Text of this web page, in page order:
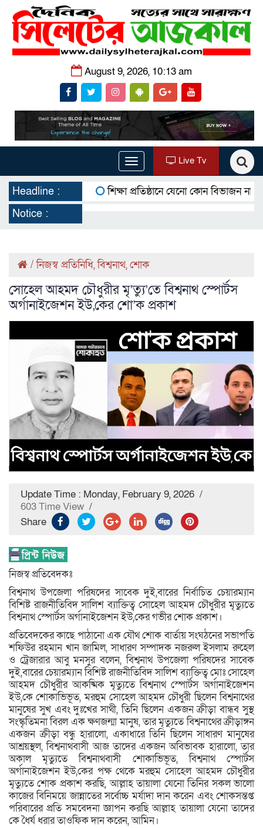
August 9, 2026, 10:13 am
Toggle
navigation
Live Tv
Headline :
শিক্ষা প্রতিষ্ঠানে যেনো কোন বিভাজন না থাকে
Notice :
/নিজস্ব প্রতিনিধি,বিশ্বনাথ,শোক
সোহেল আহমদ চৌধুরীর মৃ’ত্যু’তে বিশ্বনাথ স্পোর্টস
অর্গানাইজেশন ইউ,কের শো’ক প্রকাশ
Update Time : Monday, February 9, 2026 /
603 Time View /
Share
নিজস্ব প্রতিবেদকঃ
বিশ্বনাথ উপজেলা পরিষদের সাবেক দুই,বারের নির্বাচিত চেয়ারম্যান
বিশিষ্ট রাজনীতিবিদ সালিশ ব্যাক্তিত্ব সোহেল আহমদ চৌধুরীর মৃত্যুতে
বিশ্বনাথ স্পোর্টস অর্গানাইজেশন ইউ,কের গভীর শোক প্রকাশ।
প্রতিবেদকের কাছে পাঠানো এক যৌথ শোক বার্তায় সংঘঠনের সভাপতি
শফিউর রহমান খান জামিল, সাধারণ সম্পাদক নজরুল ইসলাম রুহেল
ও ট্রেজারার আবু মনসুর বলেন, বিশ্বনাথ উপজেলা পরিষদের সাবেক
দুই,বারের চেয়ারম্যান বিশিষ্ট রাজনীতিবিদ সালিশ ব্যাক্তিত্ব মোঃ সোহেল
আহমদ চৌধুরীর আকষ্মিক মৃত্যুতে বিশ্বনাথ স্পোর্টস অর্গানাইজেশন
ইউ,কে শোকাভিভূত, মরহুম সোহেল আহমদ চৌধুরী ছিলেন বিশ্বনাথের
মানুষের সুখ এবং দুঃখের সাথী, তিনি ছিলেন একজন ক্রীড়া বান্ধব সুস্থ
সংস্কৃতিমনা বিরল এক ক্ষণজন্মা মানুষ, তার মৃত্যুতে বিশ্বনাথের ক্রীড়াঙ্গন
একজন ক্রীড়া বন্ধু হারালো, একাধারে তিনি ছিলেন সাধারণ মানুষের
আশ্রয়স্থল, বিশ্বনাথবাসী আজ তাদের একজন অবিভাবক হারালো, তার
অকাল মৃত্যুতে বিশ্বনাথবাসী শোকাভিভূত, বিশ্বনাথ স্পোর্টস
অর্গানাইজেশন ইউ,কের পক্ষ থেকে মরহুম সোহেল আহমদ চৌধুরীর
মৃত্যুতে শোক প্রকাশ করছি, আল্লাহ তায়ালা যেনো তিনির সকল ভালো
কাজের বিনিময়ে জান্নাতের সর্বোচ্চ মর্যাদা দান করেন এবং শোকসন্তপ্ত
পরিবারের প্রতি সমবেদনা জ্ঞাপন করছি আল্লাহ তায়ালা যেনো তাদের
কে ধৈর্য ধরার তাওফিক দান করেন, আমিন।